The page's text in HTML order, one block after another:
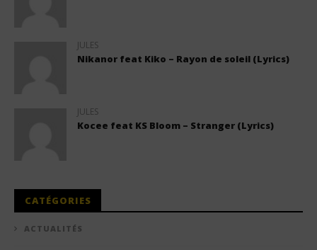
JULES
Nikanor feat Kiko – Rayon de soleil (Lyrics)
JULES
Kocee feat KS Bloom – Stranger (Lyrics)
CATÉGORIES
ACTUALITÉS